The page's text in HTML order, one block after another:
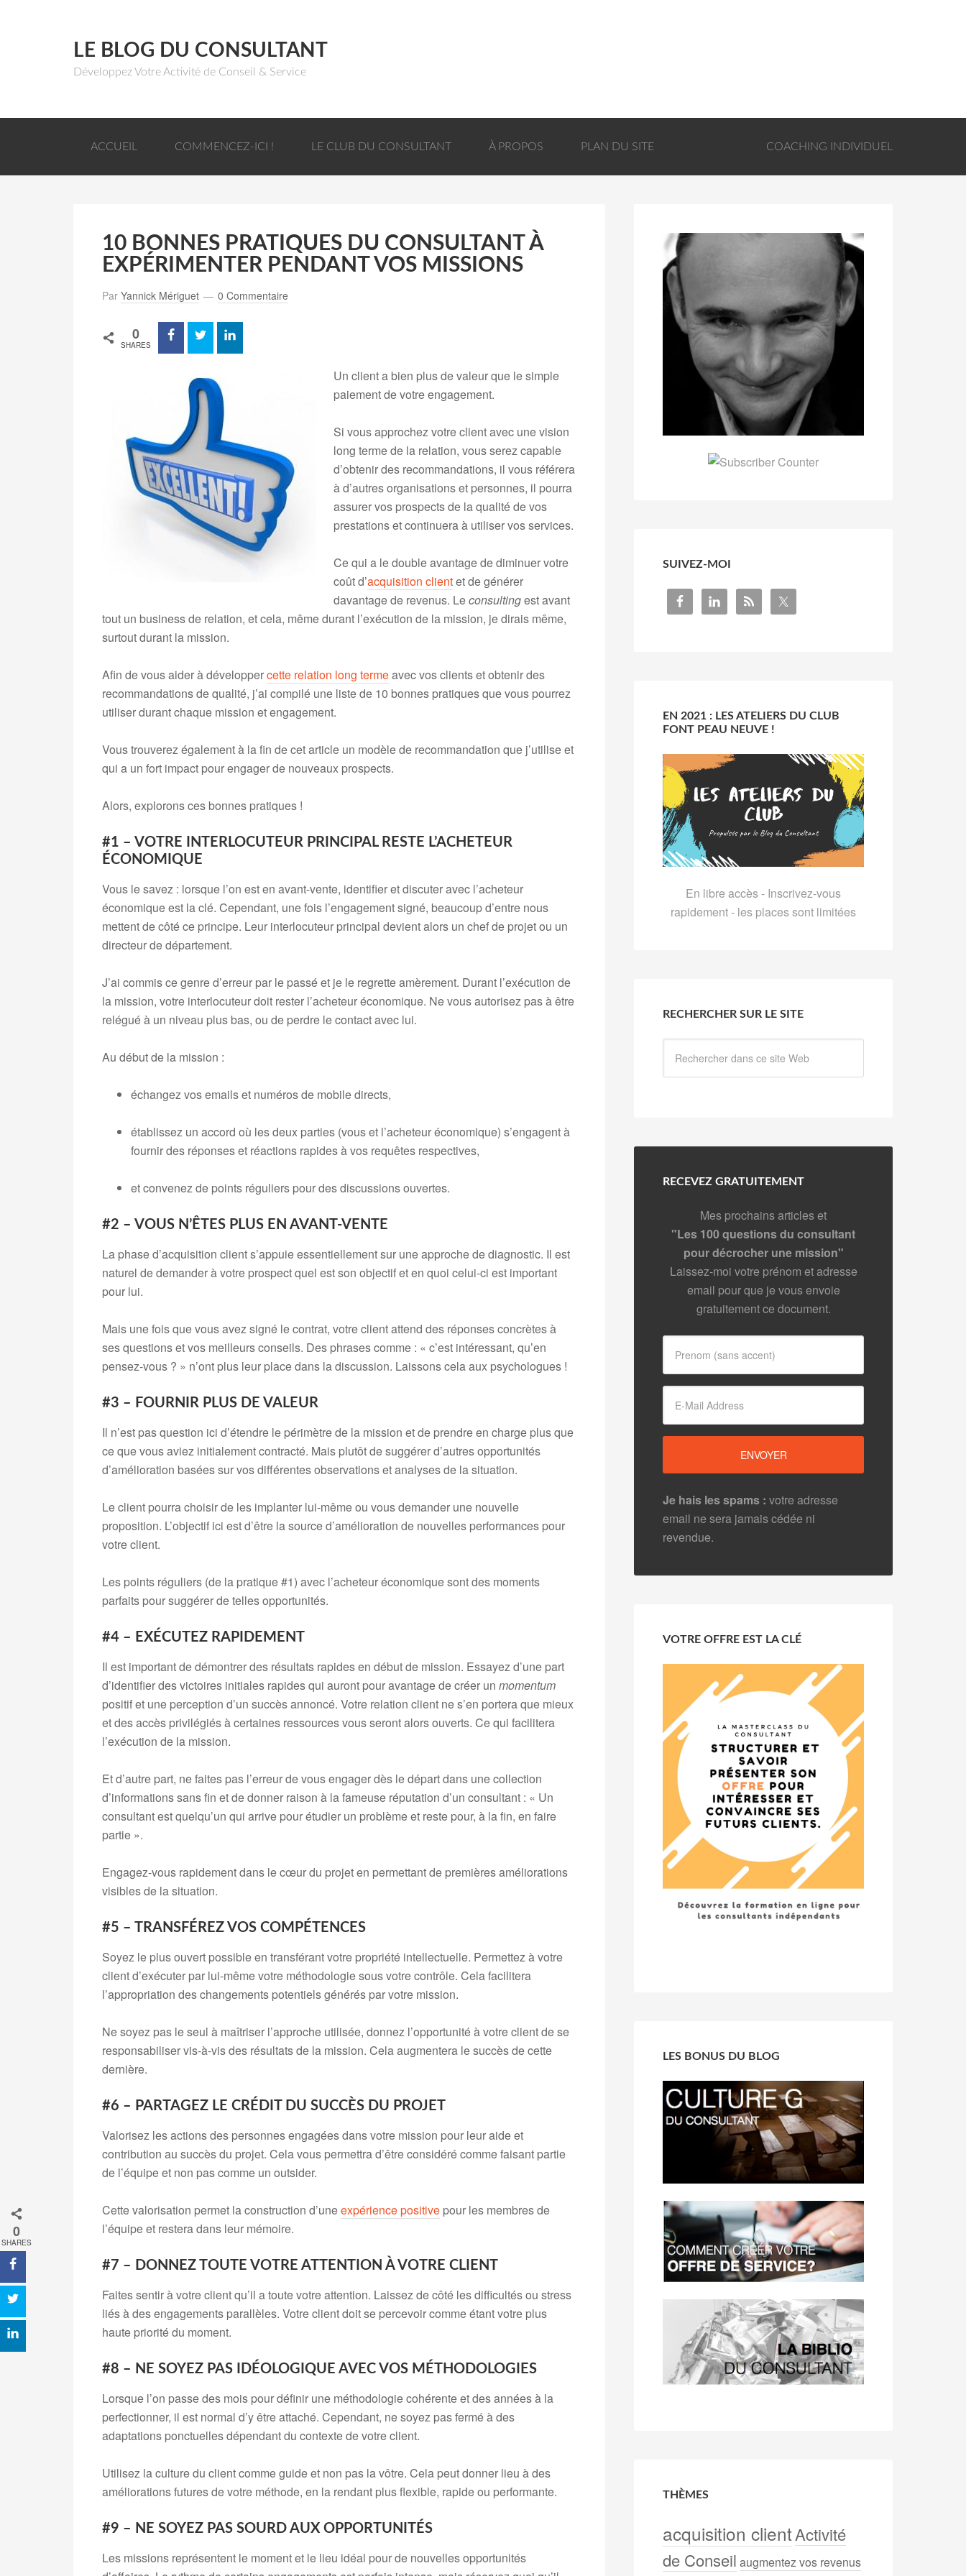
LE BLOG DU CONSULTANT
Développez Votre Activité de Conseil & Service
ACCUEIL COMMENCEZ-ICI ! LE CLUB DU CONSULTANT À PROPOS PLAN DU SITE COACHING INDIVIDUEL
10 BONNES PRATIQUES DU CONSULTANT À
EXPÉRIMENTER PENDANT VOS MISSIONS
Par Yannick Mériguet 0 Commentaire
0
SHARES
Un client a bien plus de valeur que le simple
paiement de votre engagement.
Si vous approchez votre client avec une vision
long terme de la relation, vous serez capable
d’obtenir des recommandations, il vous référera
à d’autres organisations et personnes, il pourra
assurer vos prospects de la qualité de vos
prestations et continuera à utiliser vos services.
Ce qui a le double avantage de diminuer votre
coût d’acquisition clientet de générer
davantage de revenus. Leconsultingest avant
tout un business de relation, et cela, même durant l’exécution de la mission, je dirais même,
surtout durant la mission.
Afin de vous aider à développercette relation long termeavec vos clients et obtenir des
recommandations de qualité, j’ai compilé une liste de 10 bonnes pratiques que vous pourrez
utiliser durant chaque mission et engagement.
Vous trouverez également à la fin de cet article un modèle de recommandation que j’utilise et
qui a un fort impact pour engager de nouveaux prospects.
Alors, explorons ces bonnes pratiques !
#1 – VOTRE INTERLOCUTEUR PRINCIPAL RESTE L’ACHETEUR
ÉCONOMIQUE
Vous le savez : lorsque l’on est en avant-vente, identifier et discuter avec l’acheteur
économique est la clé. Cependant, une fois l’engagement signé, beaucoup d’entre nous
mettent de côté ce principe. Leur interlocuteur principal devient alors un chef de projet ou un
directeur de département.
J’ai commis ce genre d’erreur par le passé et je le regrette amèrement. Durant l’exécution de
la mission, votre interlocuteur doit rester l’acheteur économique. Ne vous autorisez pas à être
relégué à un niveau plus bas, ou de perdre le contact avec lui.
Au début de la mission :
échangez vos emails et numéros de mobile directs,
établissez un accord où les deux parties (vous et l’acheteur économique) s’engagent à
fournir des réponses et réactions rapides à vos requêtes respectives,
et convenez de points réguliers pour des discussions ouvertes.
#2 – VOUS N’ÊTES PLUS EN AVANT-VENTE
La phase d’acquisition client s’appuie essentiellement sur une approche de diagnostic. Il est
naturel de demander à votre prospect quel est son objectif et en quoi celui-ci est important
pour lui.
Mais une fois que vous avez signé le contrat, votre client attend des réponses concrètes à
ses questions et vos meilleurs conseils. Des phrases comme : « c’est intéressant, qu’en
pensez-vous ? » n’ont plus leur place dans la discussion. Laissons cela aux psychologues !
#3 – FOURNIR PLUS DE VALEUR
Il n’est pas question ici d’étendre le périmètre de la mission et de prendre en charge plus que
ce que vous aviez initialement contracté. Mais plutôt de suggérer d’autres opportunités
d’amélioration basées sur vos différentes observations et analyses de la situation.
Le client pourra choisir de les implanter lui-même ou vous demander une nouvelle
proposition. L’objectif ici est d’être la source d’amélioration de nouvelles performances pour
votre client.
Les points réguliers (de la pratique #1) avec l’acheteur économique sont des moments
parfaits pour suggérer de telles opportunités.
#4 – EXÉCUTEZ RAPIDEMENT
Il est important de démontrer des résultats rapides en début de mission. Essayez d’une part
d’identifier des victoires initiales rapides qui auront pour avantage de créer un momentum
positif et une perception d’un succès annoncé. Votre relation client ne s’en portera que mieux
et des accès privilégiés à certaines ressources vous seront alors ouverts. Ce qui facilitera
l’exécution de la mission.
Et d’autre part, ne faites pas l’erreur de vous engager dès le départ dans une collection
d’informations sans fin et de donner raison à la fameuse réputation d’un consultant : « Un
consultant est quelqu’un qui arrive pour étudier un problème et reste pour, à la fin, en faire
partie ».
Engagez-vous rapidement dans le cœur du projet en permettant de premières améliorations
visibles de la situation.
#5 – TRANSFÉREZ VOS COMPÉTENCES
Soyez le plus ouvert possible en transférant votre propriété intellectuelle. Permettez à votre
client d’exécuter par lui-même votre méthodologie sous votre contrôle. Cela facilitera
l’appropriation des changements potentiels générés par votre mission.
Ne soyez pas le seul à maîtriser l’approche utilisée, donnez l’opportunité à votre client de se
responsabiliser vis-à-vis des résultats de la mission. Cela augmentera le succès de cette
dernière.
#6 – PARTAGEZ LE CRÉDIT DU SUCCÈS DU PROJET
Valorisez les actions des personnes engagées dans votre mission pour leur aide et
contribution au succès du projet. Cela vous permettra d’être considéré comme faisant partie
de l’équipe et non pas comme un outsider.
Cette valorisation permet la construction d’uneexpérience positive pour les membres de
l’équipe et restera dans leur mémoire.
#7 – DONNEZ TOUTE VOTRE ATTENTION À VOTRE CLIENT
Faites sentir à votre client qu’il a toute votre attention. Laissez de côté les difficultés ou stress
liés à des engagements parallèles. Votre client doit se percevoir comme étant votre plus
haute priorité du moment.
#8 – NE SOYEZ PAS IDÉOLOGIQUE AVEC VOS MÉTHODOLOGIES
Lorsque l’on passe des mois pour définir une méthodologie cohérente et des années à la
perfectionner, il est normal d’y être attaché. Cependant, ne soyez pas fermé à des
adaptations ponctuelles dépendant du contexte de votre client.
Utilisez la culture du client comme guide et non pas la vôtre. Cela peut donner lieu à des
améliorations futures de votre méthode, en la rendant plus flexible, rapide ou performante.
#9 – NE SOYEZ PAS SOURD AUX OPPORTUNITÉS
Les missions représentent le moment et le lieu idéal pour de nouvelles opportunités
SUIVEZ-MOI
EN 2021 : LES ATELIERS DU CLUB
FONT PEAU NEUVE !
En libre accès - Inscrivez-vous
rapidement - les places sont limitées
RECHERCHER SUR LE SITE
RECEVEZ GRATUITEMENT
Mes prochains articles et
"Les 100 questions du consultant
pour décrocher une mission"
Laissez-moi votre prénom et adresse
email pour que je vous envoie
gratuitement ce document.
Je hais les spams : votre adresse
email ne sera jamais cédée ni
revendue.
VOTRE OFFRE EST LA CLÉ
LES BONUS DU BLOG
THÈMES
acquisition clientActivité
de Conseil augmentez vos revenus
0
SHARES